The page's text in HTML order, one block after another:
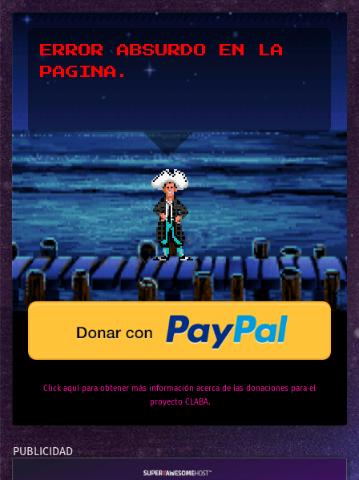
*UPSSS*
Click aquí para obtener más información acerca de las donaciones para el
proyecto CLABA.